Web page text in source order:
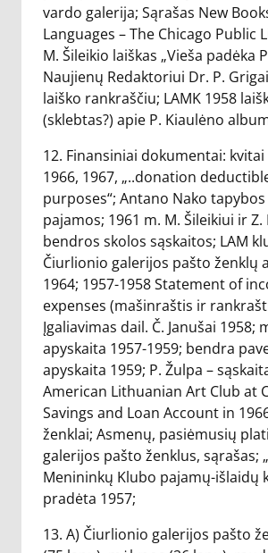
vardo galerija; Sąrašas New
Languages – The Chicago Public
M. Šileikio laiškas „Vieša padėka
Naujienų Redaktoriui Dr. P.
laiško rankraščiu; LAMK 1958
(sklebtas?) apie P. Kiaulėno
12. Finansiniai dokumentai: kvitai
1966, 1967, „..donation
purposes“; Antano Nako
pajamos; 1961 m. M. Šileikiui ir Z.
bendros skolos sąskaitos; LAM
Čiurlionio galerijos pašto ženklų
1964; 1957-1958 Statement of
expenses (mašinraštis ir
Įgaliavimas dail. Č. Janušai 1958;
apyskaita 1957-1959; bendra
apyskaita 1959; P. Žulpa –
American Lithuanian Art Club at
Savings and Loan Account in
ženklai; Asmenų, pasiėmusių
galerijos pašto ženklus, sąrašas;
Menininkų Klubo pajamų-išlaidų
pradėta 1957;
13. A) Čiurlionio galerijos pašto